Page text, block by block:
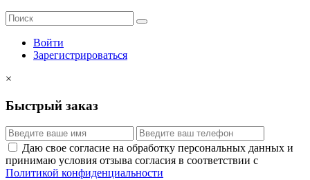
Войти
Зарегистрироваться
×
Быстрый заказ
Даю свое согласие на обработку персональных данных и
принимаю условия отзыва согласия в соответствии с
Политикой конфиденциальности